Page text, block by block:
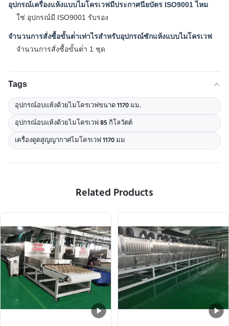
อุปกรณ์เครื่องแห้งแบบไมโครเวฟมีประกาศนียบัตร ISO9001 ไหม
ใช่ อุปกรณ์มี ISO9001 รับรอง
จํานวนการสั่งซื้อขั้นต่ําเท่าไรสําหรับอุปกรณ์ซักแห้งแบบไมโครเวฟ
จํานวนการสั่งซื้อขั้นต่ํา 1 ชุด
Tags
อุปกรณ์อบแห้งด้วยไมโครเวฟขนาด 1170 มม.
อุปกรณ์อบแห้งด้วยไมโครเวฟ 85 กิโลวัตต์
เครื่องดูดสูญญากาศไมโครเวฟ 1170 มม
Related Products